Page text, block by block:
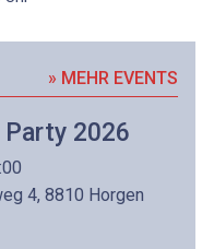
» MEHR EVENTS
Party 2026
4, 8810 Horgen